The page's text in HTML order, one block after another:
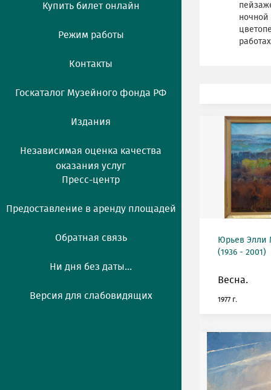
Купить билет онлайн
Режим работы
Контакты
Госкаталог Музейного фонда РФ
Издания
Независимая оценка качества
оказания услуг
Пресс-центр
Предоставление в аренду площадей
Обратная связь
Ни дня без даты...
Версия для слабовидящих
ночной
Юрьев Элли
(1936 - 2001)
Весна.
1977 г.